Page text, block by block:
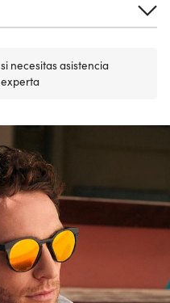
si necesitas asistencia
experta